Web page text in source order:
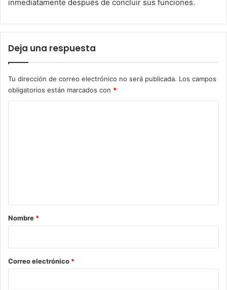
inmediatamente después de concluir sus funciones.
Deja una respuesta
Tu dirección de correo electrónico no será publicada. Los campos
obligatorios están marcados con *
r
*
Nombre *
Correo electrónico *